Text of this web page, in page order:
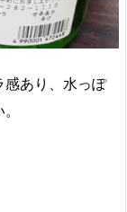
感あり、水っぽ